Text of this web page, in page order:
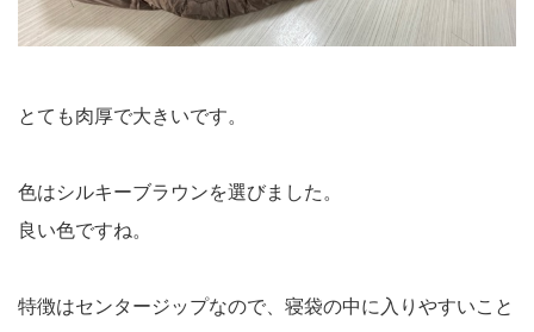
とても肉厚で大きいです。
色はシルキーブラウンを選びました。
良い色ですね。
特徴はセンタージップなので、寝袋の中に入りやすいこと